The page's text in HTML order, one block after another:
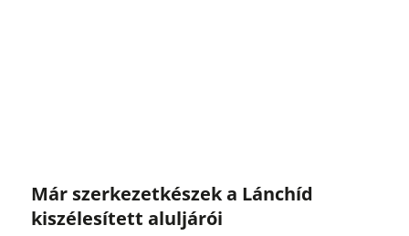
Már szerkezetkészek a Lánchíd
kiszélesített aluljárói